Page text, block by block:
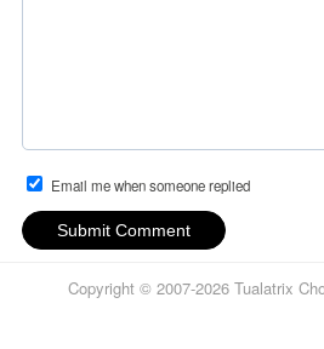
Email me when someone replied
Submit Comment
Copyright © 2007-2026 Tualatrix